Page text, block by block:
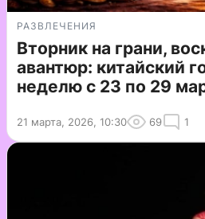
РАЗВЛЕЧЕНИЯ
Вторник на грани,
авантюр: китайский
неделю с 23 по 29
21 марта, 2026, 10:30 69 1